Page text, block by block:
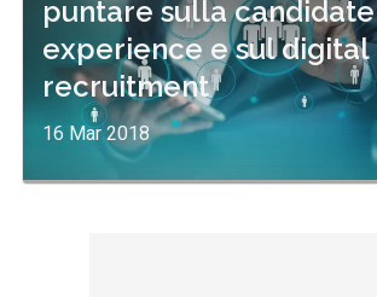
puntare sulla candidate
experience e sul digital
recruitment
16 Mar 2018